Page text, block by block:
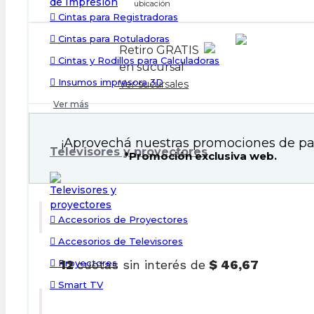
Cintas para Registradoras
Cintas para Rotuladoras
Cintas y Rodillos para Calculadoras
Insumos impresora 3D
Ver más
Televisores y proyectores
Accesorios de Proyectores
Accesorios de Televisores
Proyectores
Smart TV
ubicación
Retiro GRATIS
en sucursal
Ver sucursales
¡Aprovechá nuestras promociones de
*Promoción exclusiva web.
12cuotas sin interés de $ 46,67